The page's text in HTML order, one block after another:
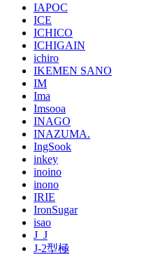
IAPOC
ICE
ICHICO
ICHIGAIN
ichiro
IKEMEN SANO
IM
Ima
Imsooa
INAGO
INAZUMA.
IngSook
inkey
inoino
inono
IRIE
IronSugar
isao
J_J
J-2型極